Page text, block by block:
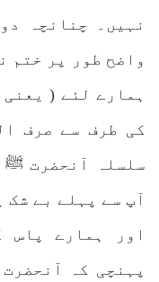
نہیں۔ چنانچہ
واضح طور پر ختم
ہمارے لئے (
کی طرف سے صرف
سلسلہ آنحضرت ﷺ
آپ سے پہلے بے شک
اور ہمارے پاس
پہنچی کہ